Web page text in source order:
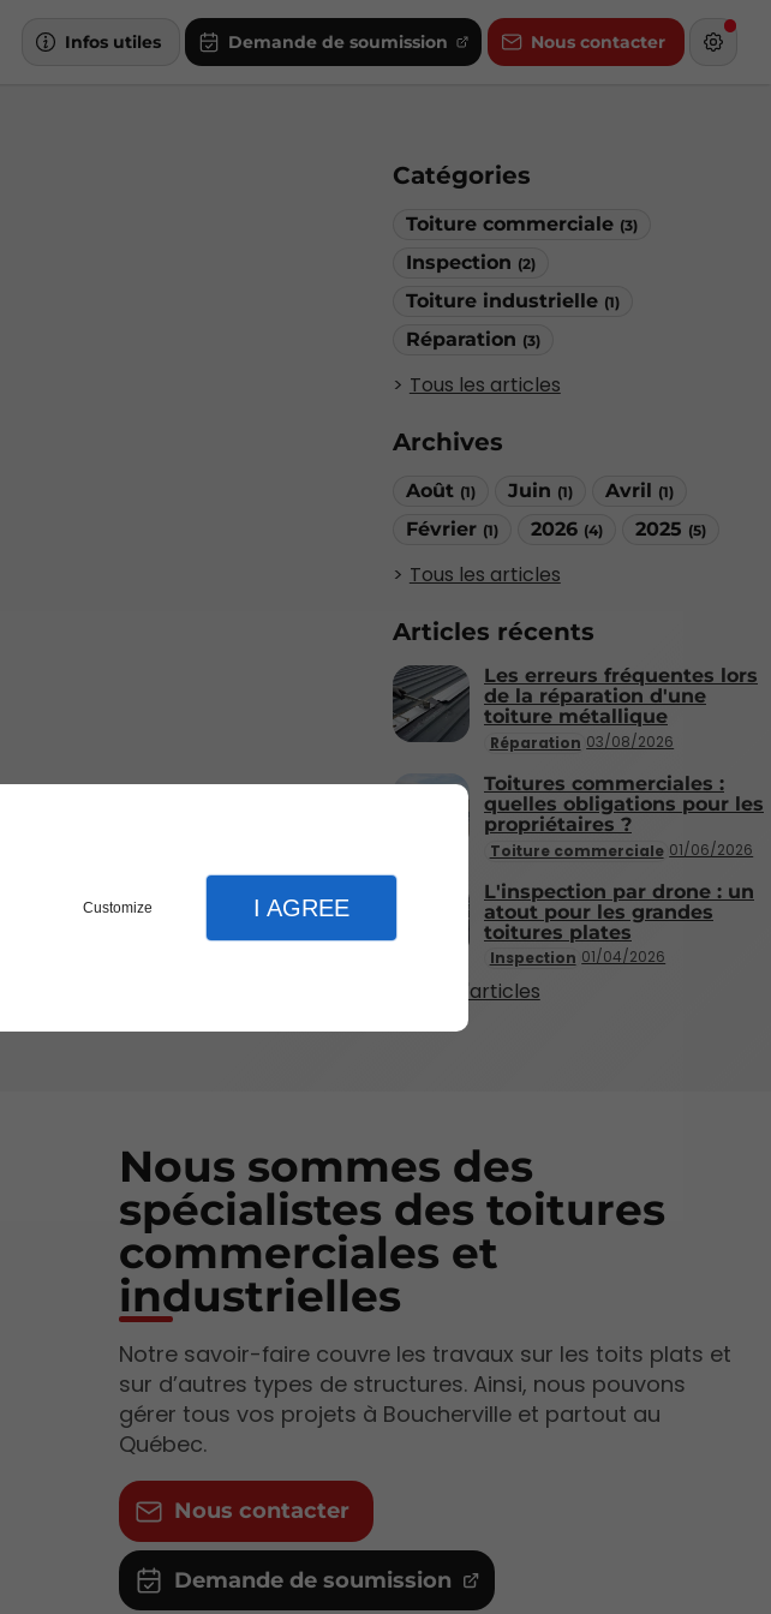
Customize I AGREE
Infos utiles Demande de soumission Nous contacter
Catégories
Toiture commerciale (3)
Inspection (2)
Toiture industrielle (1)
Réparation (3)
Tous les articles
Archives
Août (1) Juin (1) Avril (1)
Février (1) 2026 (4) 2025 (5)
Tous les articles
Articles récents
Réparation 03/08/2026
Les erreurs fréquentes lors
de la réparation d'une
toiture métallique
Toiture commerciale 01/06/2026
Toitures commerciales :
quelles obligations pour les
propriétaires ?
Inspection 01/04/2026
L'inspection par drone : un
atout pour les grandes
toitures plates
Plus d'articles
Nous sommes des
spécialistes des toitures
commerciales et
industrielles
Notre savoir-faire couvre les travaux sur les toits plats et
sur d’autres types de structures. Ainsi, nous pouvons
gérer tous vos projets à Boucherville et partout au
Québec.
Nous contacter
Demande de soumission